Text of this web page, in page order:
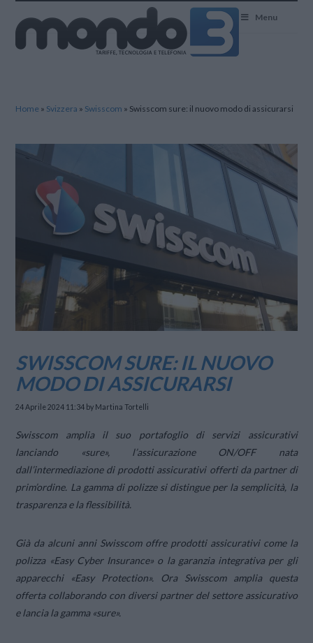
Menu
Home » Svizzera » Swisscom » Swisscom sure: il nuovo modo di assicurarsi
SWISSCOM SURE: IL NUOVO
MODO DI ASSICURARSI
24 Aprile 2024 11:34 by Martina Tortelli
Swisscom amplia il suo portafoglio di servizi assicurativi
lanciando «sure», l’assicurazione ON/OFF nata
dall’intermediazione di prodotti assicurativi offerti da partner di
prim’ordine. La gamma di polizze si distingue per la semplicità, la
trasparenza e la flessibilità.
Già da alcuni anni Swisscom offre prodotti assicurativi come la
polizza «Easy Cyber Insurance» o la garanzia integrativa per gli
apparecchi «Easy Protection». Ora Swisscom amplia questa
offerta collaborando con diversi partner del settore assicurativo
e lancia la gamma «sure».